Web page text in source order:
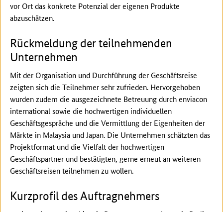
vor Ort das konkrete Potenzial der eigenen Produkte
abzuschätzen.
Rückmeldung der teilnehmenden
Unternehmen
Mit der Organisation und Durchführung der Geschäftsreise
zeigten sich die Teilnehmer sehr zufrieden. Hervorgehoben
wurden zudem die ausgezeichnete Betreuung durch enviacon
international sowie die hochwertigen individuellen
Geschäftsgespräche und die Vermittlung der Eigenheiten der
Märkte in Malaysia und Japan. Die Unternehmen schätzten das
Projektformat und die Vielfalt der hochwertigen
Geschäftspartner und bestätigten, gerne erneut an weiteren
Geschäftsreisen teilnehmen zu wollen.
Kurzprofil des Auftragnehmers